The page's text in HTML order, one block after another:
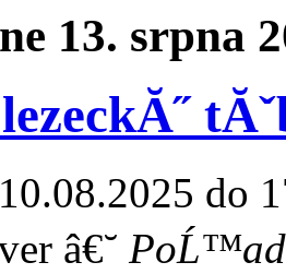
13. srpna
do
â€˘